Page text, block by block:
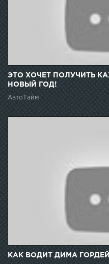
ЭТО ХОЧЕТ ПОЛУЧИТЬ
НОВЫЙ ГОД!
АвтоТайм
КАК ВОДИТ ДИМА